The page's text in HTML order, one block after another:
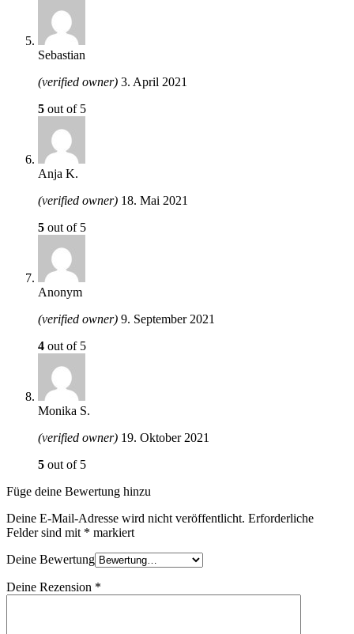
Sebastian
(verified owner) 3. April 2021
5 out of 5
Anja K.
(verified owner) 18. Mai 2021
5 out of 5
Anonym
(verified owner) 9. September 2021
4 out of 5
Monika S.
(verified owner) 19. Oktober 2021
5 out of 5
Füge deine Bewertung hinzu
Deine E-Mail-Adresse wird nicht veröffentlicht. Erforderliche
Felder sind mit * markiert
Deine Bewertung
Deine Rezension *